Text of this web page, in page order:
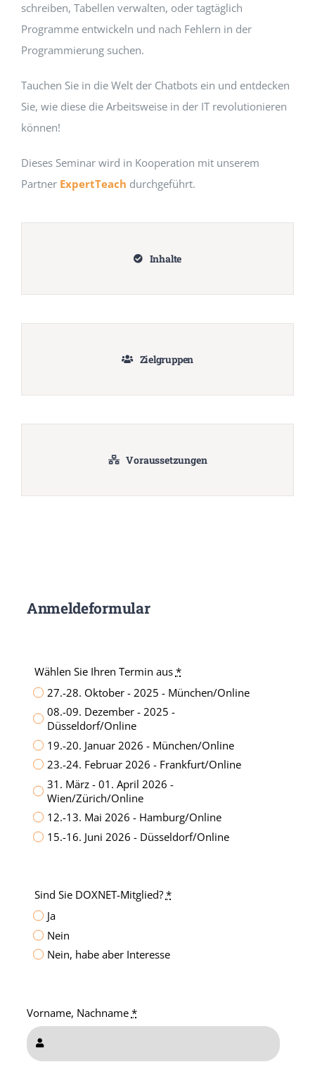
schreiben, Tabellen verwalten, oder tagtäglich
Programme entwickeln und nach Fehlern in der
Programmierung suchen.
Tauchen Sie in die Welt der Chatbots ein und entdecken
Sie, wie diese die Arbeitsweise in der IT revolutionieren
können!
Dieses Seminar wird in Kooperation mit unserem
Partner ExpertTeach durchgeführt.
Inhalte
Zielgruppen
Voraussetzungen
Anmeldeformular
Wählen Sie Ihren Termin aus *
27.-28. Oktober - 2025 - München/Online
08.-09. Dezember - 2025 -
Düsseldorf/Online
19.-20. Januar 2026 - München/Online
23.-24. Februar 2026 - Frankfurt/Online
31. März - 01. April 2026 -
Wien/Zürich/Online
12.-13. Mai 2026 - Hamburg/Online
15.-16. Juni 2026 - Düsseldorf/Online
Sind Sie DOXNET-Mitglied? *
Ja
Nein
Nein, habe aber Interesse
Vorname, Nachname *